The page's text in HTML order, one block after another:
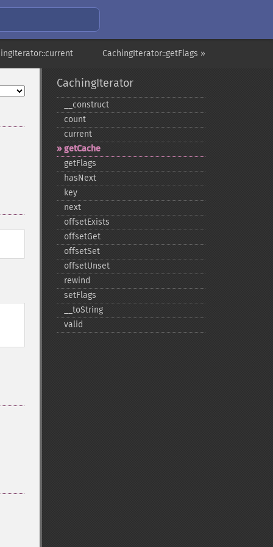
CachingIterator::getFlags »
CachingIterator
_​_​construct
count
current
getCache
getFlags
hasNext
key
next
offsetExists
offsetGet
offsetSet
offsetUnset
rewind
setFlags
_​_​toString
valid